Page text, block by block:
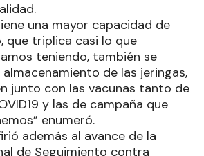
una mayor capacidad de
que triplica casi lo que
teniendo, también se
de las jeringas,
junto con las vacunas tanto de
y las de campaña que
enumeró.
además al avance de la
de Seguimiento contra